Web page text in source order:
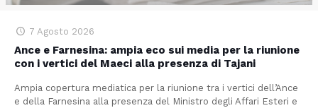
7 Agosto 2026
Ance e Farnesina: ampia eco sui media per la riunione
con i vertici del Maeci alla presenza di Tajani
Ampia copertura mediatica per la riunione tra i vertici dell’Ance
e della Farnesina alla presenza del Ministro degli Affari Esteri e